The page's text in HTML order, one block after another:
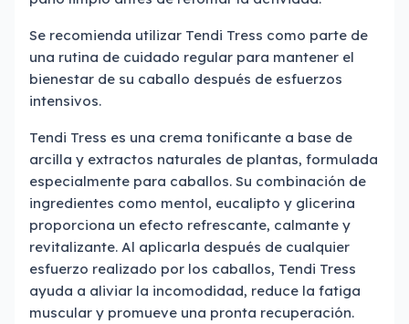
Se recomienda utilizar Tendi Tress como parte de
una rutina de cuidado regular para mantener el
bienestar de su caballo después de esfuerzos
intensivos.
Tendi Tress es una crema tonificante a base de
arcilla y extractos naturales de plantas, formulada
especialmente para caballos. Su combinación de
ingredientes como mentol, eucalipto y glicerina
proporciona un efecto refrescante, calmante y
revitalizante. Al aplicarla después de cualquier
esfuerzo realizado por los caballos, Tendi Tress
ayuda a aliviar la incomodidad, reduce la fatiga
muscular y promueve una pronta recuperación.